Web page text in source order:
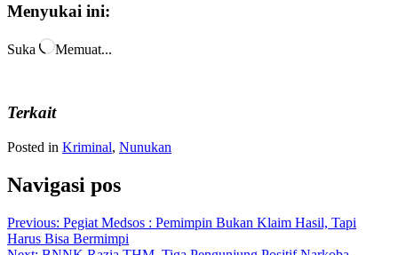
Menyukai ini:
Suka Memuat...
Terkait
Posted in Kriminal, Nunukan
Navigasi pos
Previous: Pegiat Medsos : Pemimpin Bukan Klaim Hasil, Tapi
Harus Bisa Bermimpi